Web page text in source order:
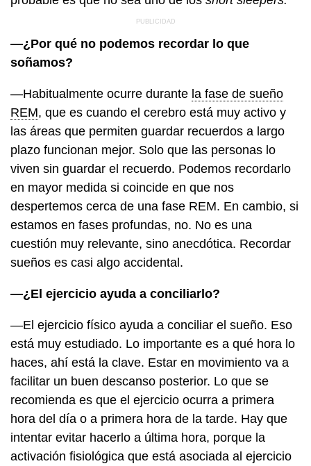
—¿Por qué no podemos recordar lo que
soñamos?
—Habitualmente ocurre durante la fase de sueño
REM, que es cuando el cerebro está muy activo y
las áreas que permiten guardar recuerdos a largo
plazo funcionan mejor. Solo que las personas lo
viven sin guardar el recuerdo. Podemos recordarlo
en mayor medida si coincide en que nos
despertemos cerca de una fase REM. En cambio, si
estamos en fases profundas, no. No es una
cuestión muy relevante, sino anecdótica. Recordar
sueños es casi algo accidental.
—¿El ejercicio ayuda a conciliarlo?
—El ejercicio físico ayuda a conciliar el sueño. Eso
está muy estudiado. Lo importante es a qué hora lo
haces, ahí está la clave. Estar en movimiento va a
facilitar un buen descanso posterior. Lo que se
recomienda es que el ejercicio ocurra a primera
hora del día o a primera hora de la tarde. Hay que
intentar evitar hacerlo a última hora, porque la
activación fisiológica que está asociada al ejercicio